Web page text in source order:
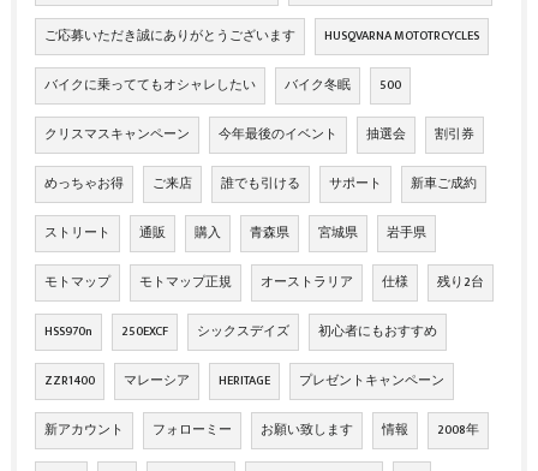
ご応募いただき誠にありがとうございます HUSQVARNA MOTOTRCYCLES
バイクに乗っててもオシャレしたい バイク冬眠 500
クリスマスキャンペーン 今年最後のイベント 抽選会 割引券
めっちゃお得 ご来店 誰でも引ける サポート 新車ご成約
ストリート 通販 購入 青森県 宮城県 岩手県
モトマップ モトマップ正規 オーストラリア 仕様 残り2台
HSS970n 250EXCF シックスデイズ 初心者にもおすすめ
ZZR1400 マレーシア HERITAGE プレゼントキャンペーン
新アカウント フォローミー お願い致します 情報 2008年